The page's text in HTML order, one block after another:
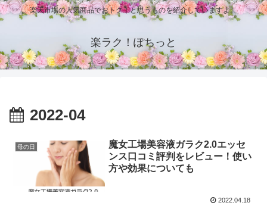
楽天市場の人気商品でおトク！と思うものを紹介していますよ。
楽ラク！ぽちっと
2022-04
母の日
魔女工場美容液ガラク2.0エッセ
ンス口コミ評判をレビュー！使い
方や効果についても
2022.04.18